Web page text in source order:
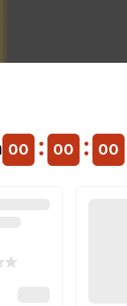
00 00 00